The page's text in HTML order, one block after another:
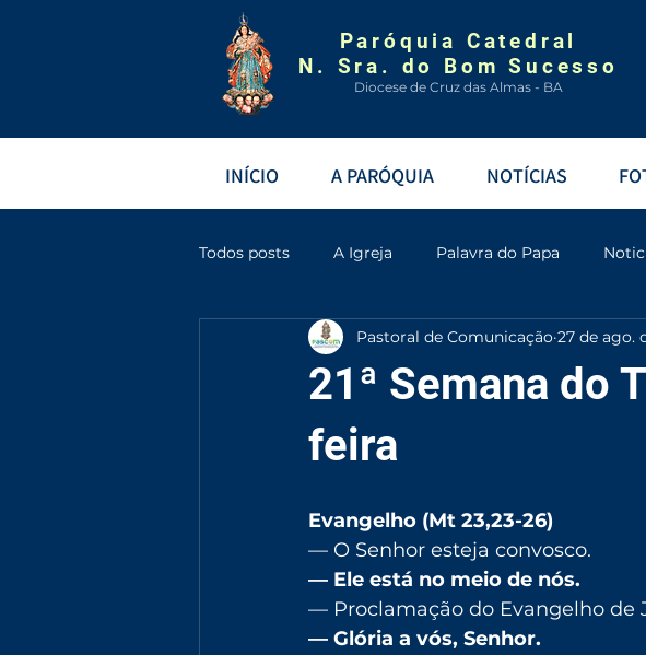
Paróquia Catedral
N. Sra. do Bom Sucesso
Diocese de Cruz das Almas - BA
INÍCIO A PARÓQUIA NOTÍCIAS
Todos posts A Igreja Palavra do Papa
21ª Semana do
feira
Pastoral de Comunicação 27 de ago.
Evangelho (Mt 23,23-26)
— O Senhor esteja convosco.
— Ele está no meio de nós.
— Proclamação do Evangelho de
— Glória a vós, Senhor.